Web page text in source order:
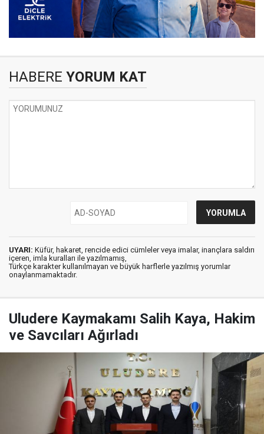
HABERE YORUM KAT
UYARI: Küfür, hakaret, rencide edici cümleler veya imalar, inançlara saldırı
içeren, imla kuralları ile yazılmamış,
Türkçe karakter kullanılmayan ve büyük harflerle yazılmış yorumlar
onaylanmamaktadır.
Uludere Kaymakamı Salih Kaya, Hakim
ve Savcıları Ağırladı